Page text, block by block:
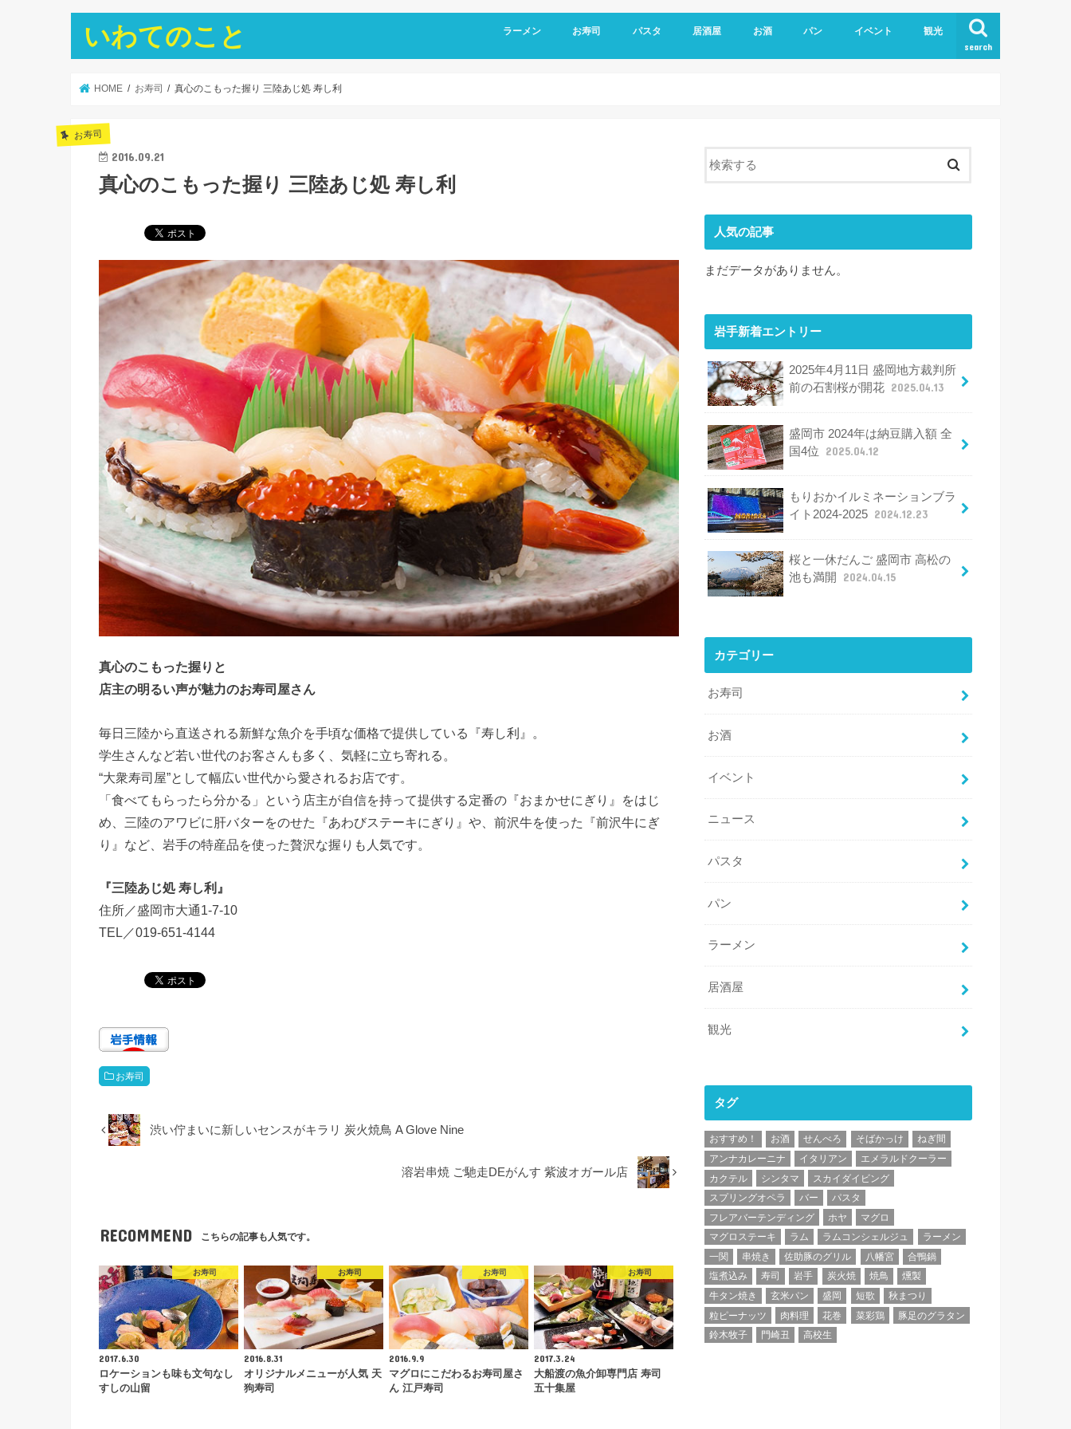
いわてのこと search
ラーメン お寿司 パスタ 居酒屋 お酒 パン イベント 観光
HOME お寿司 真心のこもった握り 三陸あじ処 寿し利
お寿司
2016.09.21
真心のこもった握り 三陸あじ処 寿し利
真心のこもった握りと
店主の明るい声が魅力のお寿司屋さん
毎日三陸から直送される新鮮な魚介を手頃な価格で提供している『寿し利』。
学生さんなど若い世代のお客さんも多く、気軽に立ち寄れる。
“大衆寿司屋”として幅広い世代から愛されるお店です。
「食べてもらったら分かる」という店主が自信を持って提供する定番の『おまかせにぎり』をはじ
め、三陸のアワビに肝バターをのせた『あわびステーキにぎり』や、前沢牛を使った『前沢牛にぎ
り』など、岩手の特産品を使った贅沢な握りも人気です。
『三陸あじ処 寿し利』
住所／盛岡市大通1-7-10
TEL／019-651-4144
お寿司
渋い佇まいに新しいセンスがキラリ 炭火焼鳥 A Glove Nine
溶岩串焼 ご馳走DEがんす 紫波オガール店
RECOMMEND こちらの記事も人気です。
お寿司
2017.6.30
ロケーションも味も文句なし
すしの山留
お寿司
2016.8.31
オリジナルメニューが人気 天
狗寿司
お寿司
2016.9.9
マグロにこだわるお寿司屋さ
ん 江戸寿司
お寿司
2017.3.24
大船渡の魚介卸専門店 寿司
五十集屋
人気の記事
まだデータがありません。
岩手新着エントリー
2025年4月11日 盛岡地方裁判所
前の石割桜が開花 2025.04.13
盛岡市 2024年は納豆購入額 全
国4位
2025.04.12
もりおかイルミネーションブラ
イト2024-2025 2024.12.23
桜と一休だんご 盛岡市 高松の
池も満開
2024.04.15
カテゴリー
お寿司
お酒
イベント
ニュース
パスタ
パン
ラーメン
居酒屋
観光
タグ
おすすめ！ お酒 せんべろ そばかっけ
ねぎ間
アンナカレーニナ
イタリアン
エメラルドクーラー
カクテル
シンタマ
スカイダイビング
スプリングオペラ
バー
パスタ
フレアバーテンディング
ホヤ
マグロ
マグロステーキ
ラム ラムコンシェルジュ
ラーメン
一関
串焼き 佐助豚のグリル 八幡宮
合鴨鍋
塩煮込み
寿司 岩手 炭火焼 焼鳥
燻製
牛タン焼き
玄米パン 盛岡 短歌
秋まつり
粒ピーナッツ
肉料理 花巻 菜彩鶏
豚足のグラタン
鈴木牧子
門崎丑 高校生